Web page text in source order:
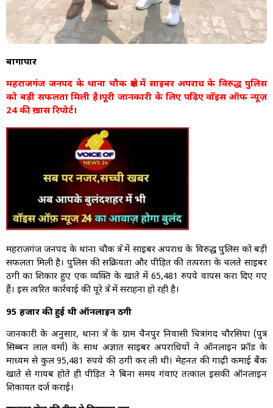
बागापार
महराजगंज जनपद के थाना चौक क्षेत्र में साइबर अपराध के विरुद्ध पुलिस
को बड़ी सफलता मिली है।पूरी जानकारी के लिए पढ़िए वाॅइस ऑफ न्यूज़
24 की ख़ास रिपोर्ट।
महराजगंज जनपद के थाना चौक क्षेत्र में साइबर अपराध के विरुद्ध पुलिस को बड़ी
सफलता मिली है। पुलिस की सक्रियता और पीड़ित की तत्परता के चलते साइबर
ठगी का शिकार हुए एक व्यक्ति के खाते में 65,481 रुपये वापस करा दिए गए
हैं। इस त्वरित कार्रवाई की पूरे क्षेत्र में सराहना हो रही है।
95 हजार की हुई थी ऑनलाइन ठगी
जानकारी के अनुसार, थाना क्षेत्र के ग्राम चैनपुर निवासी चित्रांगद चौरसिया (पुत्र
सिब्बन लाल वर्मा) के साथ अज्ञात साइबर अपराधियों ने ऑनलाइन फ्रॉड के
माध्यम से कुल 95,481 रुपये की ठगी कर ली थी। मेहनत की गाढ़ी कमाई बैंक
खाते से गायब होते ही पीड़ित ने बिना समय गंवाए तत्काल इसकी ऑनलाइन
शिकायत दर्ज कराई।